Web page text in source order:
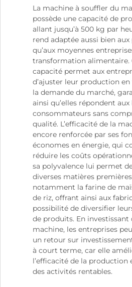
La machine à souffler du
possède une capacité de
allant jusqu’à 500 kg par
rend adaptée aussi bien
qu’aux moyennes
transformation alimentaire.
capacité permet aux
d’ajuster leur production
la demande du marché,
ainsi qu’elles répondent aux
consommateurs sans
qualité. L’efficacité de la
encore renforcée par ses
économes en énergie, qui
réduire les coûts
sa polyvalence lui permet
diverses matières
notamment la farine de
de riz, offrant ainsi aux
possibilité de diversifier
de produits. En investissant
machine, les entreprises
un retour sur
à court terme, car elle
l’efficacité de la production
des activités rentables.